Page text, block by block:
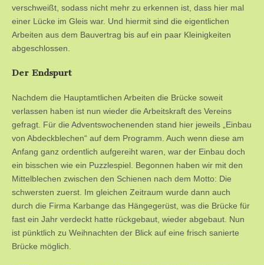
verschweißt, sodass nicht mehr zu erkennen ist, dass hier mal
einer Lücke im Gleis war. Und hiermit sind die eigentlichen
Arbeiten aus dem Bauvertrag bis auf ein paar Kleinigkeiten
abgeschlossen.
Der Endspurt
Nachdem die Hauptamtlichen Arbeiten die Brücke soweit
verlassen haben ist nun wieder die Arbeitskraft des Vereins
gefragt. Für die Adventswochenenden stand hier jeweils „Einbau
von Abdeckblechen“ auf dem Programm. Auch wenn diese am
Anfang ganz ordentlich aufgereiht waren, war der Einbau doch
ein bisschen wie ein Puzzlespiel. Begonnen haben wir mit den
Mittelblechen zwischen den Schienen nach dem Motto: Die
schwersten zuerst. Im gleichen Zeitraum wurde dann auch
durch die Firma Karbange das Hängegerüst, was die Brücke für
fast ein Jahr verdeckt hatte rückgebaut, wieder abgebaut. Nun
ist pünktlich zu Weihnachten der Blick auf eine frisch sanierte
Brücke möglich.